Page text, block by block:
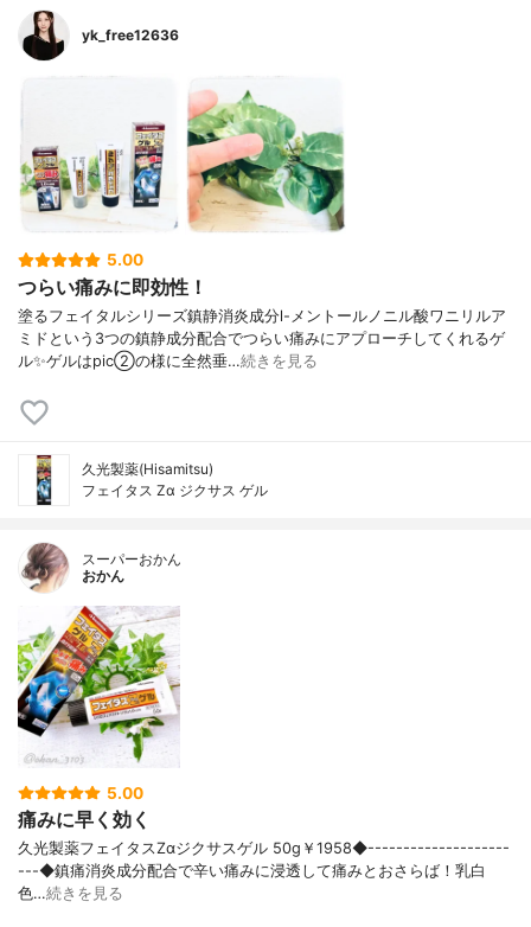
yk_free12636
5.00
つらい痛みに即効性！
塗るフェイタルシリーズ鎮静消炎成分l-メントールノニル酸ワニリルア
ミドという3つの鎮静成分配合でつらい痛みにアプローチしてくれるゲ
ル✨ゲルはpic②の様に全然垂…続きを見る
久光製薬(Hisamitsu)
フェイタス Zα ジクサス ゲル
スーパーおかん
おかん
5.00
痛みに早く効く
久光製薬フェイタスZαジクサスゲル 50g￥1958◆--------------------
---◆鎮痛消炎成分配合で辛い痛みに浸透して痛みとおさらば！乳白
色…続きを見る